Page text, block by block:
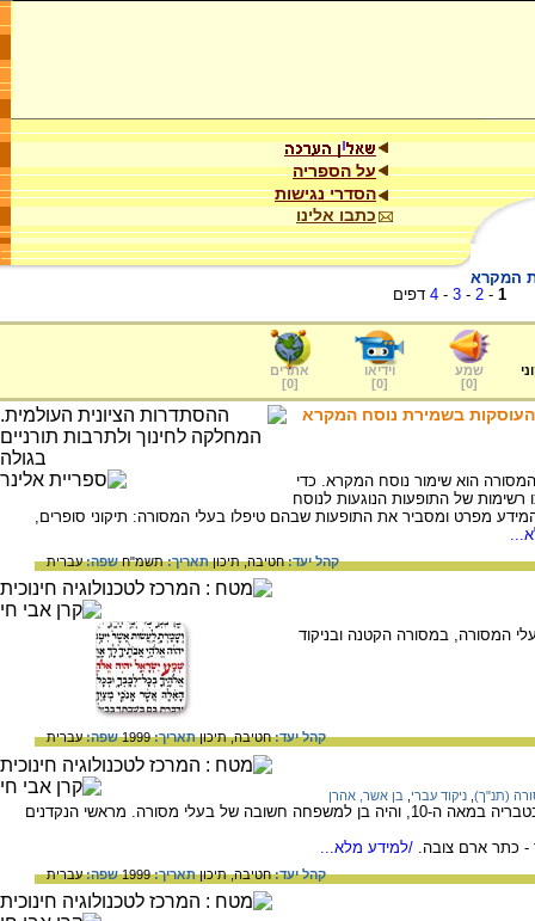
על הספריה
הסדרי נגישות
כתבו אלינו
המקרא
1
-
2
-
3
-
4 דפים
שמע
[
0
]
וידיאו
[
0
]
אתרים
[
0
]
בשמירת נוסח המקרא
הוא שימור נוסח המקרא. כדי
של התופעות הנוגעות לנוסח
מפרט ומסביר את התופעות שבהם טיפלו בעלי המסורה: תיקוני סופרים,
קהל יעד:חטיבה,תיכוןתאריך:תשמ"חשפה:עברית
המסורה, במסורה הקטנה ובניקוד
קהל יעד:חטיבה,תיכוןתאריך:1999 שפה:עברית
(תנ"ך) ניקוד עברי בן אשר, אהרן
המידע בדף זה עוסק באהרן בן-אשר, שפעל בטבריה במאה ה-10, והיה בן למשפחה חשובה של בעלי מסורה. מראשי הנקדנים
כתר ארם צובה. /למידע מלא...
קהל יעד:חטיבה,תיכוןתאריך:1999 שפה:עברית